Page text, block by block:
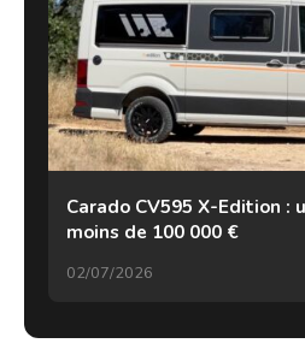
Carado CV595 X-Edition :
moins de 100 000 €
02/07/2026